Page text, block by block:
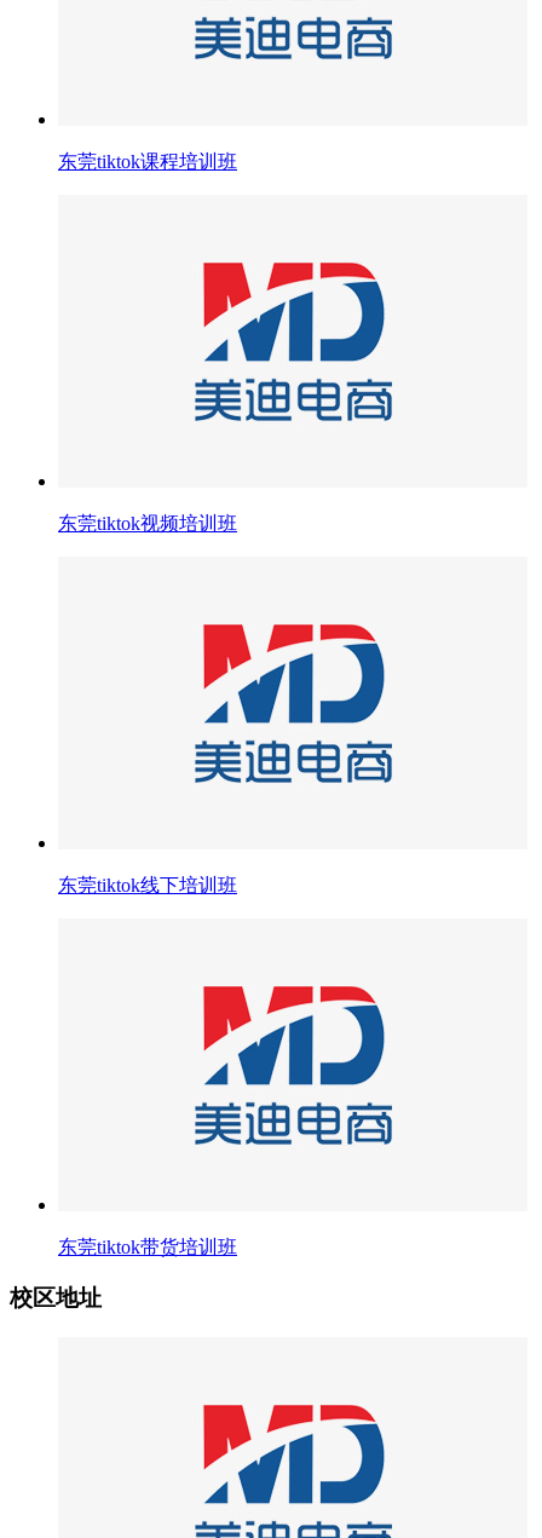
东莞tiktok课程培训班
东莞tiktok视频培训班
东莞tiktok线下培训班
东莞tiktok带货培训班
校区地址